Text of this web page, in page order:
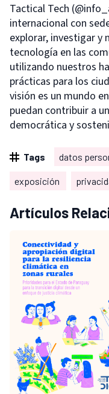
Tactical Tech
internacional con
explorar, investigar y
tecnología en las
utilizando nuestros
prácticas para los
visión es un mundo
puedan contribuir a
democrática y
Tags datos
exposición
Artículos